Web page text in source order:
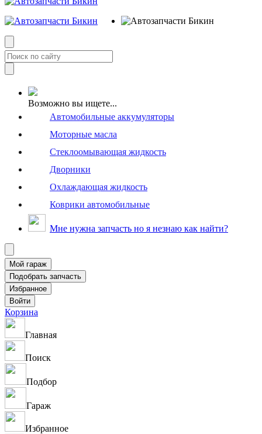
Возможно вы ищете...
Автомобильные аккумуляторы
Моторные масла
Стеклоомывающая жидкость
Дворники
Охлаждающая жидкость
Коврики автомобильные
Мне нужна запчасть но я незнаю как найти?
Корзина
Главная
Поиск
Подбор
Гараж
Избранное